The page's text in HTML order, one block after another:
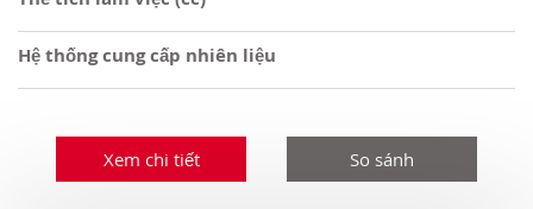
Hệ thống cung cấp nhiên liệu
Xem chi tiết So sánh